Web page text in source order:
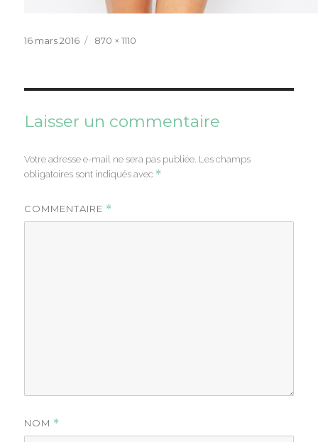
Publié
16 mars 2016
Taille
870 × 1110
Laisser un commentaire
Votre adresse e-mail ne sera pas publiée. Les champs
obligatoires sont indiqués avec *
COMMENTAIRE *
NOM *